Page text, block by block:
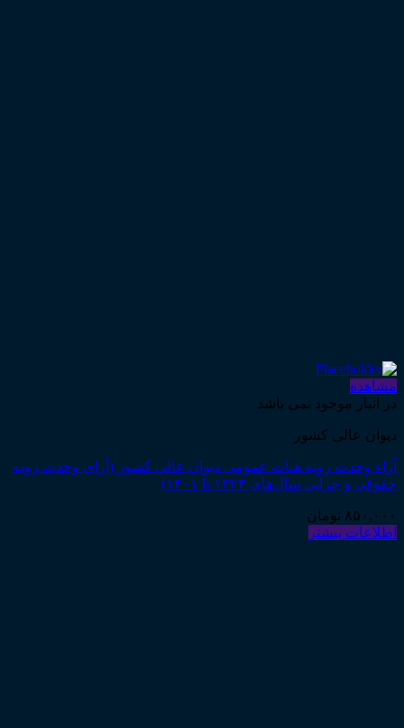
مشاهده
در انبار موجود نمی باشد
دیوان عالی کشور
آراء وحدت رویه هیات عمومی دیوان عالی کشور (آرای وحدت رویه
حقوقی و جزایی سال‌های ۱۳۲۳ تا ۱۴۰۱)
۸۵۰,۰۰۰ تومان
اطلاعات بیشتر